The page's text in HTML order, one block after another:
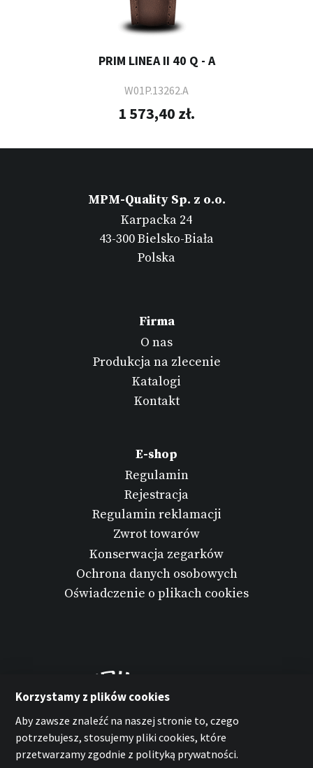
PRIM LINEA II 40 Q - A
W01P.13262.A
1 573,40 zł.
MPM-Quality Sp. z o.o.
Karpacka 24
43-300 Bielsko-Biała
Polska
Firma
O nas
Produkcja na zlecenie
Katalogi
Kontakt
E-shop
Regulamin
Rejestracja
Regulamin reklamacji
Zwrot towarów
Konserwacja zegarków
Ochrona danych osobowych
Oświadczenie o plikach cookies
Korzystamy z plików cookies
Aby zawsze znaleźć na naszej stronie to, czego
potrzebujesz, stosujemy pliki cookies, które
przetwarzamy zgodnie z polityką prywatności.